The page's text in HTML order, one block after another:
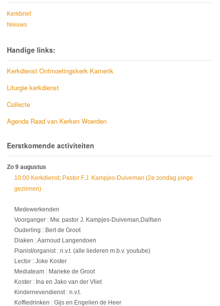
Kerkbrief
Nieuws
Handige links:
Kerkdienst Ontmoetingskerk Kamerik
Liturgie kerkdienst
Collecte
Agenda Raad van Kerken Woerden
Eerstkomende activiteiten
Zo 9 augustus
10:00 Kerkdienst; Pastor F.J. Kampjes-Duiveman (2e zondag jonge
gezinnen)
Medewerkenden
Voorganger : Mw. pastor J. Kampjes-Duiveman,Dalfsen
Ouderling : Bert de Groot
Diaken : Aarnoud Langendoen
Pianist/organist : n.v.t. (alle liederen m.b.v. youtube)
Lector : Joke Koster
Mediateam : Marieke de Groot
Koster : Ina en Jako van der Vliet
Kindernevendienst : n.v.t.
Koffiedrinken : Gijs en Engelien de Heer